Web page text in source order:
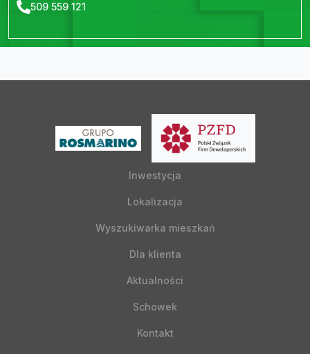
509 559 121
Inwestycja
Lokalizacja
Wyszukiwarka mieszkań
Dla klienta
Aktualności
Schowek
Kontakt